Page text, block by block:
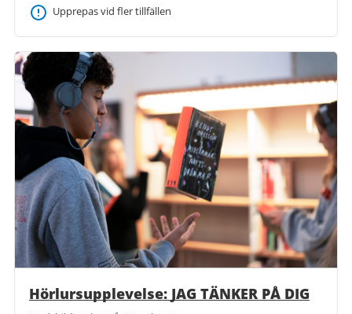
Upprepas vid fler tillfällen
Hörlursupplevelse: JAG TÄNKER PÅ DIG